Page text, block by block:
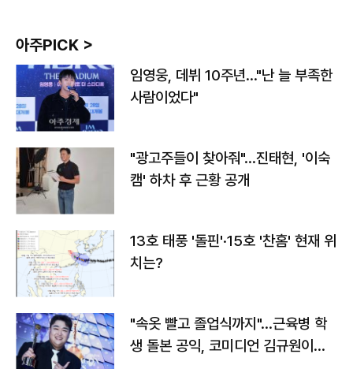
아주PICK >
임영웅, 데뷔 10주년…"난 늘 부족한
사람이었다"
"광고주들이 찾아줘"…진태현, '이숙
캠' 하차 후 근황 공개
13호 태풍 '돌핀'·15호 '찬홈' 현재 위
치는?
"속옷 빨고 졸업식까지"…근육병 학
생 돌본 공익, 코미디언 김규원이었